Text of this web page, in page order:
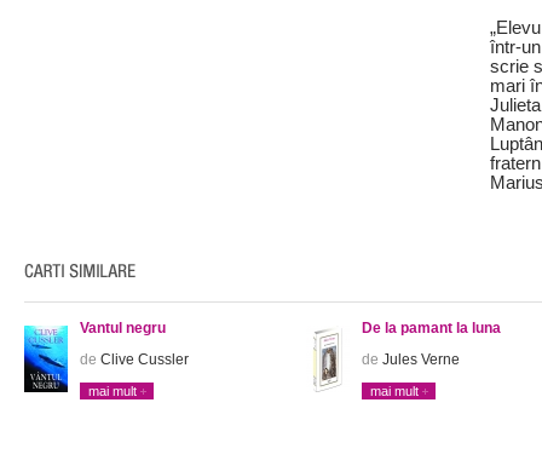
într-
scrie
mari
Vantul negru
de Clive Cussler
mai mult
De la pamant la luna
de Jules Verne
mai mult